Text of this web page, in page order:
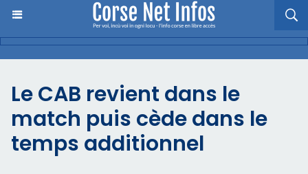
Le CAB revient dans le
match puis cède dans le
temps additionnel